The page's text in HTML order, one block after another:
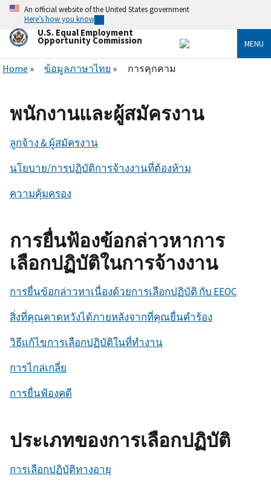
Skip
main
content
An official website of the United States government
Here’s how you know
U.S. Equal Employment
Opportunity Commission MENU
Home ข้อมูลภาษาไทย การคุกคาม
พนักงานและผู้สมัครงาน
ลูกจ้าง & ผู้สมัครงาน
นโยบาย/การปฏิบัติการจ้างงานที่ต้องห้าม
ความคุ้มครอง
การยื่นฟ้องข้อกล่าวหาการ
เลือกปฏิบัติในการจ้างงาน
การยื่นข้อกล่าวหาเนื่องด้วยการเลือกปฏิบัติ กับ EEOC
สิ่งที่คุณคาดหวังได้ภายหลังจากที่คุณยื่นคำร้อง
วิธีแก้ไขการเลือกปฏิบัติในที่ทำงาน
การไกล่เกลี่ย
การยื่นฟ้องคดี
ประเภทของการเลือกปฏิบัติ
การเลือกปฏิบัติทางอายุ